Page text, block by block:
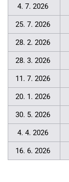
4. 7. 2026
25. 7. 2026
28. 2. 2026
28. 3. 2026
11. 7. 2026
20. 1. 2026
30. 5. 2026
4. 4. 2026
16. 6. 2026